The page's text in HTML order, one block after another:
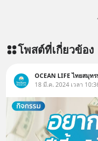
เครีย
ผลิตภั
บรรเ
เพิ่มก
หลับมี
โพสต์ที่เกี่ยวข้อง
OCEAN LIFE ไทยสมุท
18 มี.ค. 2024 เวลา